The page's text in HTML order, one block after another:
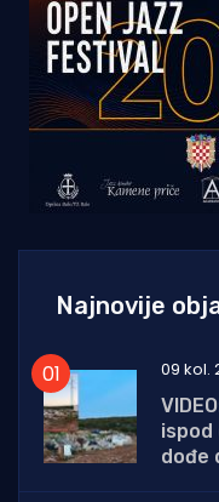
Najnovije
09 kol.
ispod
dođe